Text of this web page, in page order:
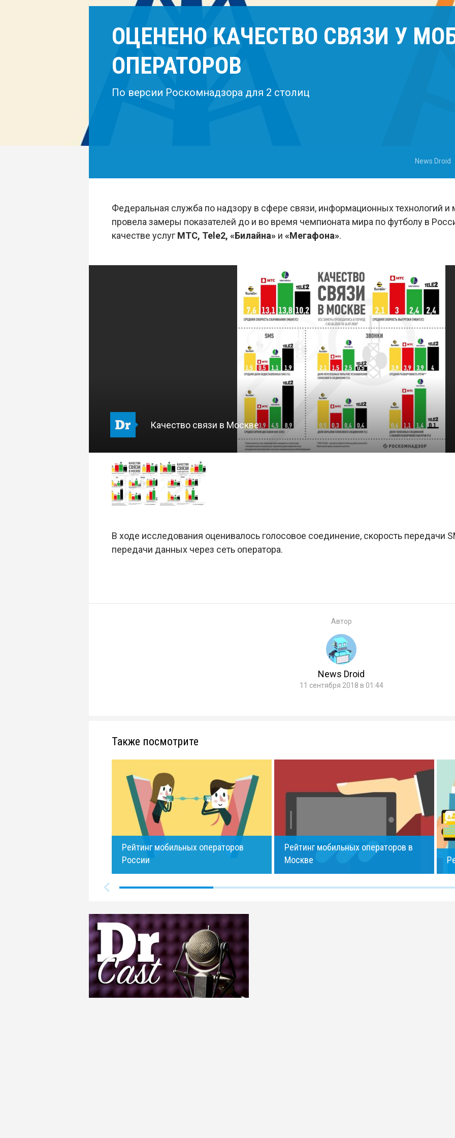
ОЦЕНЕНО КАЧЕСТВО СВЯЗИ У
ОПЕРАТОРОВ
По версии Роскомнадзора для 2 столиц
News Droid
Федеральная служба по надзору в сфере связи, информационных технологий
провела замеры показателей до и во время чемпионата мира по футболу в
качестве услуг MTC, Tele2, «Билайна»и «Мегафона».
Качество связи в Москве
В ходе исследования оценивалось голосовое соединение, скорость передачи
передачи данных через сеть оператора.
Автор
News Droid
11 сентября 2018 в 01:44
Также посмотрите
Рейтинг мобильных операторов
России
Рейтинг мобильных операторов в
Москве